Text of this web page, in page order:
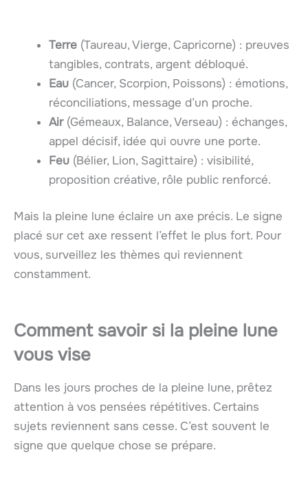
Terre (Taureau, Vierge, Capricorne) : preuves
tangibles, contrats, argent débloqué.
Eau (Cancer, Scorpion, Poissons) : émotions,
réconciliations, message d’un proche.
Air(Gémeaux, Balance, Verseau) : échanges,
appel décisif, idée qui ouvre une porte.
Feu (Bélier, Lion, Sagittaire) : visibilité,
proposition créative, rôle public renforcé.
Mais la pleine lune éclaire un axe précis. Le signe
placé sur cet axe ressent l’effet le plus fort. Pour
vous, surveillez les thèmes qui reviennent
constamment.
Comment savoir si la pleine lune
vous vise
Dans les jours proches de la pleine lune, prêtez
attention à vos pensées répétitives. Certains
sujets reviennent sans cesse. C’est souvent le
signe que quelque chose se prépare.